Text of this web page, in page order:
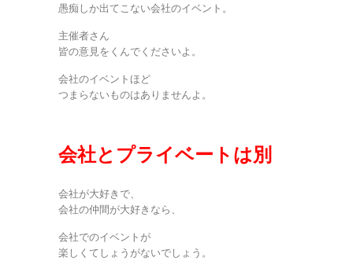
愚痴しか出てこない会社のイベント。
主催者さん
皆の意見をくんでくださいよ。
会社のイベントほど
つまらないものはありませんよ。
会社とプライベートは別
会社が大好きで、
会社の仲間が大好きなら、
会社でのイベントが
楽しくてしょうがないでしょう。